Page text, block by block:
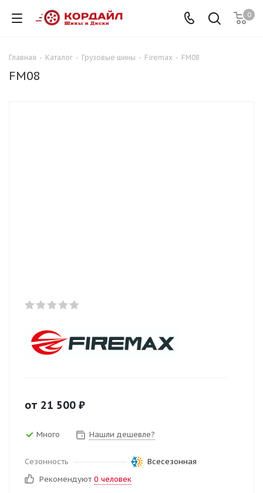
0
Главная - Каталог - Грузовые шины - Firemax - FM08
FM08
от 21 500 ₽
Много Нашли дешевле?
Сезонность
Всесезонная
Рекомендуют 0 человек